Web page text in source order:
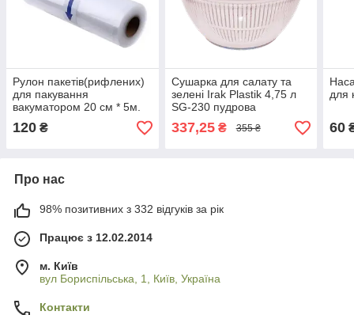
Рулон пакетів(рифлених)
для пакування
вакуматором 20 см * 5м.
120 ₴
Сушарка для салату та
зелені Irak Plastik 4,75 л
SG-230 пудрова
337,25₴ 355 ₴
для
60
Про нас
98% позитивних з 332 відгуків за рік
Працює з 12.02.2014
м. Київ
вул Бориспільська, 1, Київ, Україна
Контакти